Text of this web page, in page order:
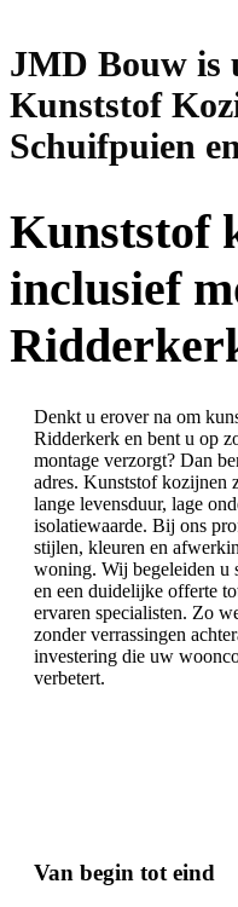
JMD Bouw is
Kunststof
Schuifpuien
Kunststof
inclusief
Denkt u erover na om
Ridderkerk en bent u op
montage verzorgt? Dan
adres. Kunststof kozijnen
lange levensduur, lage
isolatiewaarde. Bij ons
stijlen, kleuren en
woning. Wij begeleiden u
en een duidelijke offerte
ervaren specialisten. Zo
zonder verrassingen
investering die uw
verbetert.
Van begin tot eind